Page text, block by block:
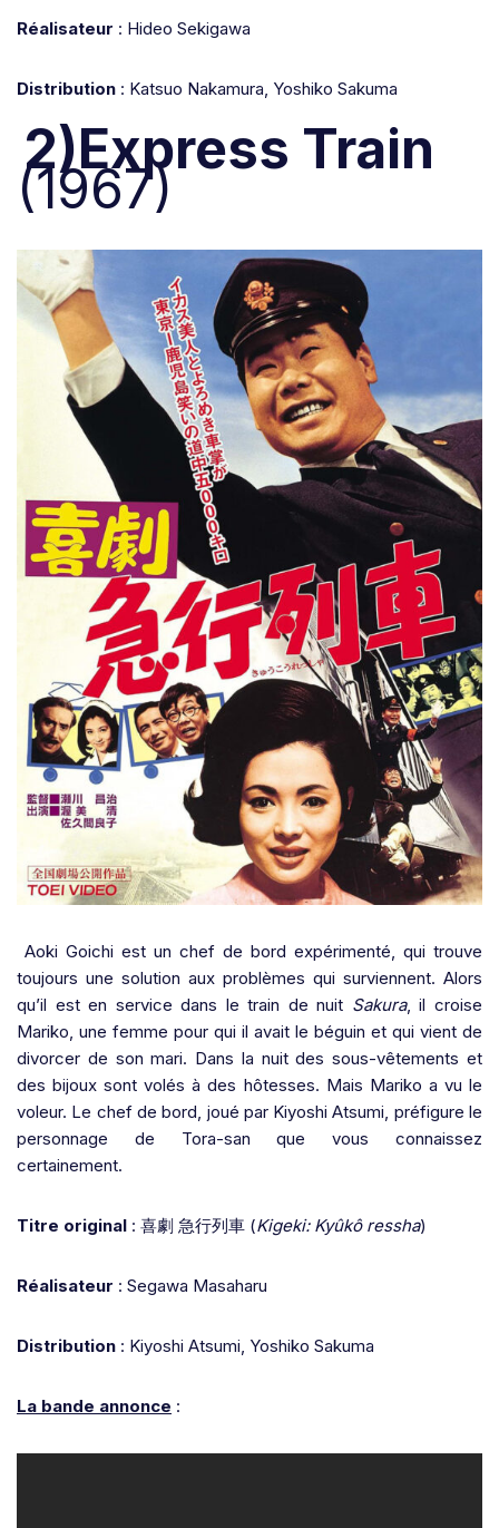
Réalisateur : Hideo Sekigawa
Distribution : Katsuo Nakamura, Yoshiko Sakuma
2)Express Train
(1967)
Aoki Goichi est un chef de bord expérimenté, qui trouve
toujours une solution aux problèmes qui surviennent. Alors
qu’il est en service dans le train de nuit Sakura, il croise
Mariko, une femme pour qui il avait le béguin et qui vient de
divorcer de son mari. Dans la nuit des sous-vêtements et
des bijoux sont volés à des hôtesses. Mais Mariko a vu le
voleur. Le chef de bord, joué par Kiyoshi Atsumi, préfigure le
personnage de Tora-san que vous connaissez
certainement.
Titre original : 喜劇 急行列車 (Kigeki: Kyûkô ressha)
Réalisateur : Segawa Masaharu
Distribution : Kiyoshi Atsumi, Yoshiko Sakuma
La bande annonce :